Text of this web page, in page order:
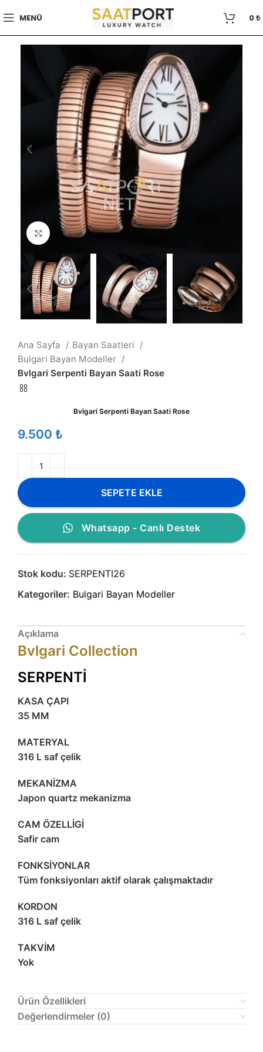
MENÜ 0₺
Büyütmek için tıklayın
Ana Sayfa
Bayan Saatleri
Bulgari Bayan Modeller
Bvlgari Serpenti Bayan Saati Rose
Bvlgari Serpenti Bayan Saati Rose
₺
SEPETE EKLE
Whatsapp - Canlı Destek
Stok kodu: SERPENTI26
Kategoriler: Bulgari Bayan Modeller
Açıklama
Bvlgari Collection
SERPENTİ
KASA ÇAPI
35 MM
MATERYAL
316 L saf çelik
MEKANİZMA
Japon quartz mekanizma
CAM ÖZELLİGİ
Safir cam
FONKSİYONLAR
Tüm fonksiyonları aktif olarak çalışmaktadır
KORDON
316 L saf çelik
TAKVİM
Yok
Ürün Özellikleri
Değerlendirmeler (0)